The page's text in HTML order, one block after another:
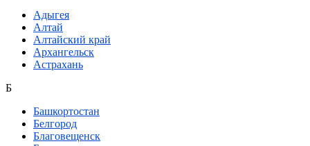
Адыгея
Алтай
Алтайский край
Архангельск
Астрахань
Б
Башкортостан
Белгород
Благовещенск